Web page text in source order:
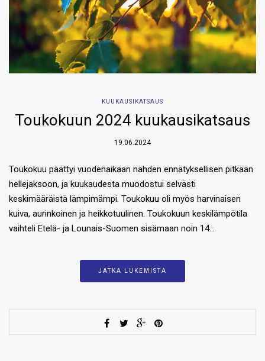
KUUKAUSIKATSAUS
Toukokuun 2024 kuukausikatsaus
19.06.2024
Toukokuu päättyi vuodenaikaan nähden ennätyksellisen pitkään
hellejaksoon, ja kuukaudesta muodostui selvästi
keskimääräistä lämpimämpi. Toukokuu oli myös harvinaisen
kuiva, aurinkoinen ja heikkotuulinen. Toukokuun keskilämpötila
vaihteli Etelä- ja Lounais-Suomen sisämaan noin 14…
JATKA LUKEMISTA